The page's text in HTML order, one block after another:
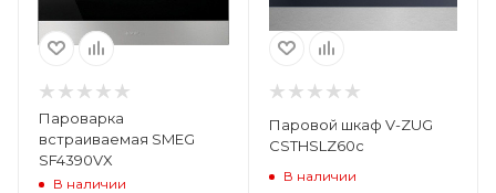
Пароварка
встраиваемая SMEG
SF4390VX
В наличии
Паровой шкаф V-ZUG
CSTHSLZ60c
В наличии